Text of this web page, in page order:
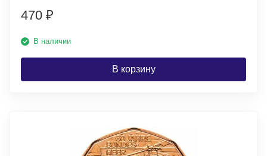
470 ₽
В наличии
В корзину